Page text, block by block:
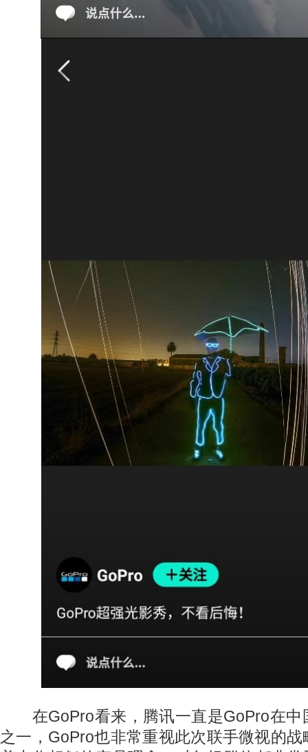
在GoPro看来，腾讯一直是GoPro在中
之一，GoPro也非常重视此次联手微视的